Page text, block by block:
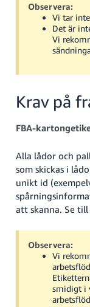
Observera:
Vi tar
Det är
Vi
Krav på
FBA-
Alla lådor och
som skickas i
unikt id
att skanna. Se
Observera:
Vi
smidigt i